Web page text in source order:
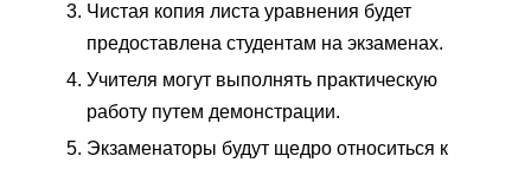
Чистая копия листа уравнения будет
предоставлена ​​студентам на экзаменах.
Учителя могут выполнять практическую
работу путем демонстрации.
Экзаменаторы будут щедро относиться к